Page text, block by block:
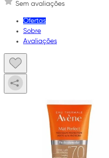
Sem avaliações
Ofertas
Sobre
Avaliações